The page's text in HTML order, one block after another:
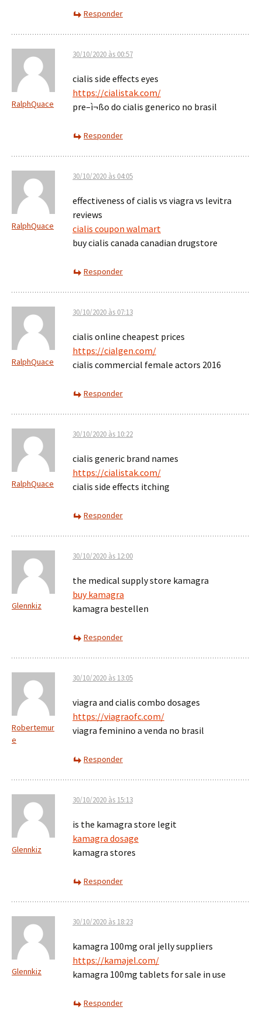
Responder
RalphQuace
30/10/2020 às 00:57
cialis side effects eyes
https://cialistak.com/
pre–ì¬ßo do cialis generico no brasil
Responder
RalphQuace
30/10/2020 às 04:05
effectiveness of cialis vs viagra vs levitra
reviews
cialis coupon walmart
buy cialis canada canadian drugstore
Responder
RalphQuace
30/10/2020 às 07:13
cialis online cheapest prices
https://cialgen.com/
cialis commercial female actors 2016
Responder
RalphQuace
30/10/2020 às 10:22
cialis generic brand names
https://cialistak.com/
cialis side effects itching
Responder
Glennkiz
30/10/2020 às 12:00
the medical supply store kamagra
buy kamagra
kamagra bestellen
Responder
Robertemur
e
30/10/2020 às 13:05
viagra and cialis combo dosages
https://viagraofc.com/
viagra feminino a venda no brasil
Responder
Glennkiz
30/10/2020 às 15:13
is the kamagra store legit
kamagra dosage
kamagra stores
Responder
Glennkiz
30/10/2020 às 18:23
kamagra 100mg oral jelly suppliers
https://kamajel.com/
kamagra 100mg tablets for sale in use
Responder